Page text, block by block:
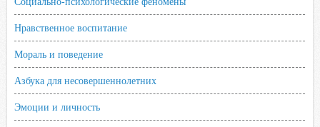
Нравственное воспитание
Мораль и поведение
Азбука для несовершеннолетних
Эмоции и личность